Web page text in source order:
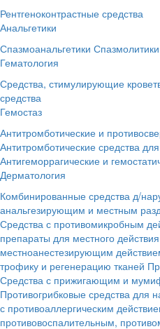
Рентгеноконтрастные средства
Анальгетики
Спазмоанальгетики Спазмолитики
Гематология
Средства, стимулирующие
средства
Гемостаз
Антитромботические и
Антитромботические средства
Антигеморрагические и
Дерматология
Комбинированные средства д/
анальгезирующим и местным
Средства с противомикробным
препараты для местного действия
местноанестезирующим
трофику и регенерацию тканей
Средства с прижигающим и
Противогрибковые средства для
с противоаллергическим
противовоспалительным,